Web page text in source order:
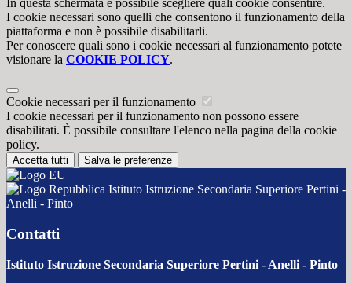
In questa schermata è possibile scegliere quali cookie consentire.
I cookie necessari sono quelli che consentono il funzionamento della
piattaforma e non è possibile disabilitarli.
Per conoscere quali sono i cookie necessari al funzionamento potete
visionare la COOKIE POLICY.
Cookie necessari per il funzionamento
I cookie necessari per il funzionamento non possono essere
disabilitati. È possibile consultare l'elenco nella pagina della cookie
policy.
Accetta tutti Salva le preferenze
Istituto Istruzione Secondaria Superiore Pertini -
Anelli - Pinto
Contatti
Istituto Istruzione Secondaria Superiore Pertini - Anelli - Pinto